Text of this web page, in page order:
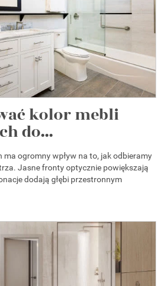
kolor mebli
do...
ma ogromny wpływ na to, jak odbieramy
Jasne fronty optycznie powiększają
dodają głębi przestronnym